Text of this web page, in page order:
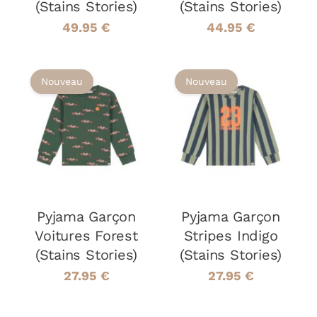
SUR
LA
(Stains Stories)
49.95 €
SUR
LA
(Stains Stories)
44.95 €
CHOIX DES
OPTIONS CE
PRODUIT
A
PLUSIEURS
OPTIONS
PEUVENT
ÊTRE
CHOISIES
SUR
DÉTAILS
Nouveau
Pyjama Garçon
Voitures Forest
(Stains Stories)
27.95 €
CHOIX DES
OPTIONS CE
PRODUIT
PLUSIEURS
OPTIONS
PEUVENT
ÊTRE
CHOISIES
SUR
/
DÉTAILS
Nouveau
Pyjama Garçon
Stripes Indigo
(Stains Stories)
27.95 €